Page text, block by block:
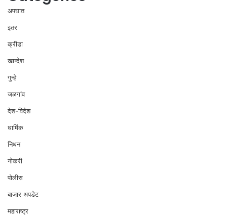
अपघात
इतर
क्रीडा
खान्देश
गुन्हे
जळगांव
देश-विदेश
धार्मिक
निधन
नोकरी
पोलीस
बाजार अपडेट
महाराष्ट्र